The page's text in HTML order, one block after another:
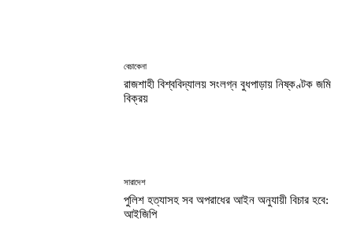
বেচাকেনা
রাজশাহী বিশ্ববিদ্যালয় সংলগ্ন বুধপাড়ায় নিষ্কণ্টক জমি
বিক্রয়
সারাদেশ
পুলিশ হত্যাসহ সব অপরাধের আইন অনুযায়ী বিচার হবে:
আইজিপি